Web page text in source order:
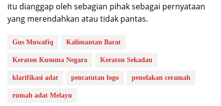
itu dianggap oleh sebagian pihak sebagai pernyataan
yang merendahkan atau tidak pantas.
Gus Muwafiq Kalimantan Barat
Keraton Kusuma Negara Keraton Sekadau
klarifikasi adat pencatutan logo penolakan ceramah
rumah adat Melayu